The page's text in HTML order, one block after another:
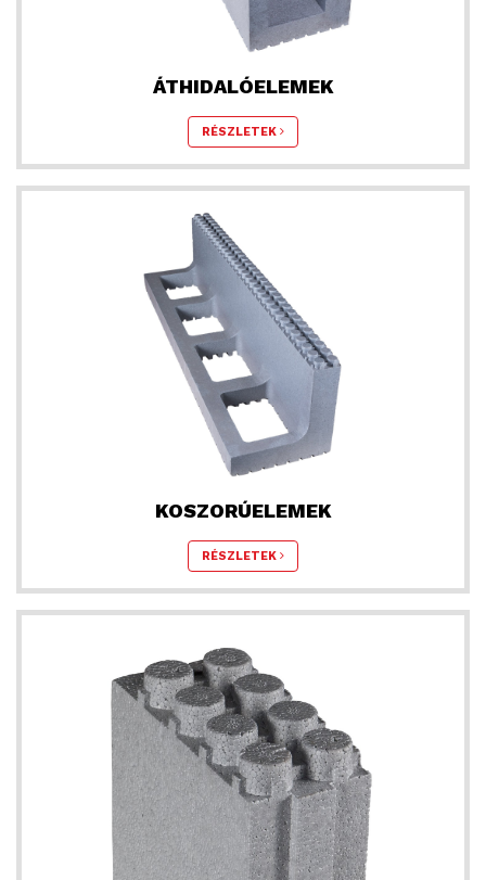
ÁTHIDALÓELEMEK
RÉSZLETEK
KOSZORÚELEMEK
RÉSZLETEK